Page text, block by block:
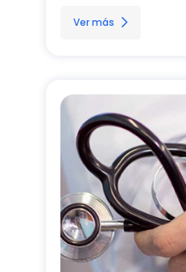
Ver más